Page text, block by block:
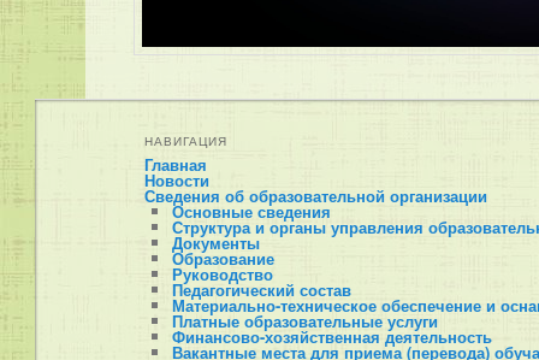
НАВИГАЦИЯ
Главная
Новости
Сведения об образовательной организации
Основные сведения
Структура и органы управления
Документы
Образование
Руководство
Педагогический состав
Материально-техническое обеспечение и
Платные образовательные услуги
Финансово-хозяйственная деятельность
Вакантные места для приема (перевода)